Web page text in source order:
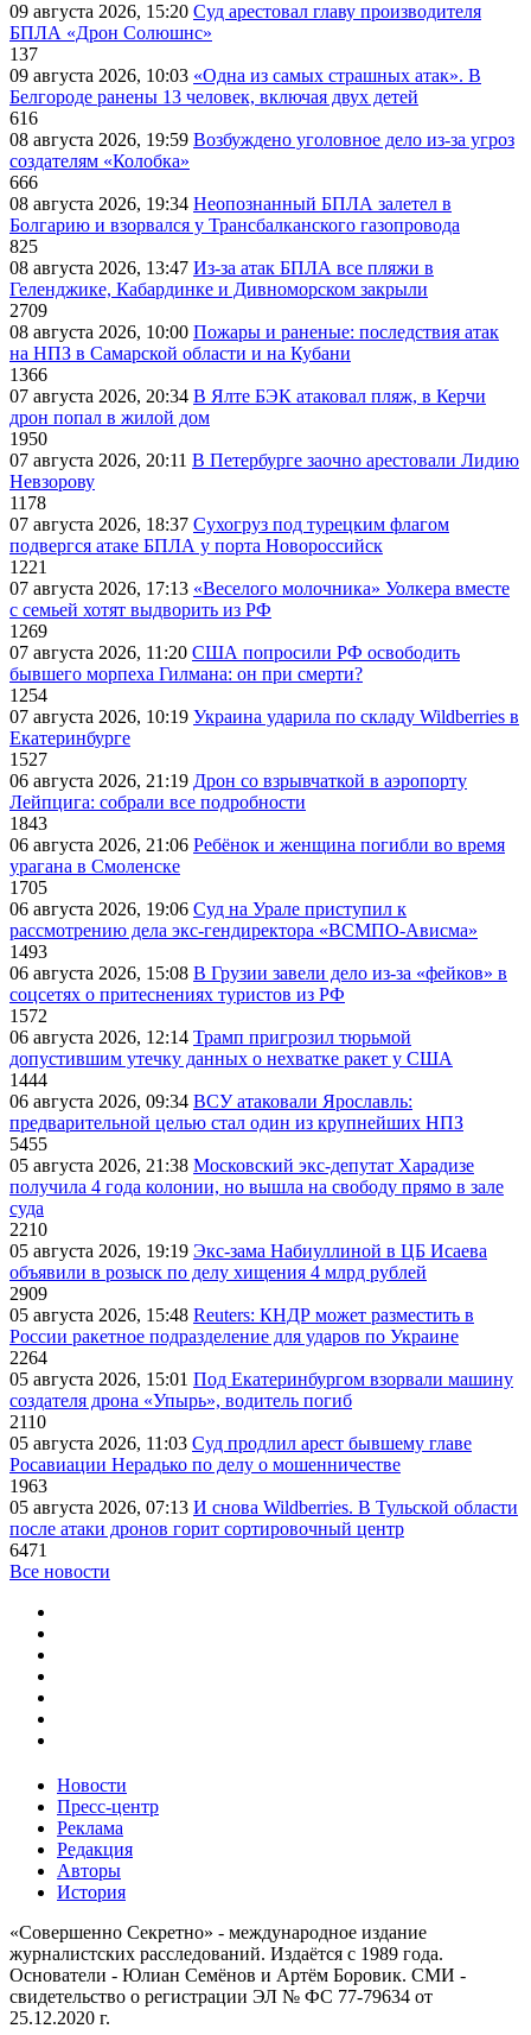
09 августа 2026, 15:20 Суд арестовал главу производителя
БПЛА «Дрон Солюшнс»
137
09 августа 2026, 10:03 «Одна из самых страшных атак». В
Белгороде ранены 13 человек, включая двух детей
616
08 августа 2026, 19:59 Возбуждено уголовное дело из-за угроз
создателям «Колобка»
666
08 августа 2026, 19:34 Неопознанный БПЛА залетел в
Болгарию и взорвался у Трансбалканского газопровода
825
08 августа 2026, 13:47 Из-за атак БПЛА все пляжи в
Геленджике, Кабардинке и Дивноморском закрыли
2709
08 августа 2026, 10:00 Пожары и раненые: последствия атак
на НПЗ в Самарской области и на Кубани
1366
07 августа 2026, 20:34 В Ялте БЭК атаковал пляж, в Керчи
дрон попал в жилой дом
1950
07 августа 2026, 20:11 В Петербурге заочно арестовали Лидию
Невзорову
1178
07 августа 2026, 18:37 Сухогруз под турецким флагом
подвергся атаке БПЛА у порта Новороссийск
1221
07 августа 2026, 17:13 «Веселого молочника» Уолкера вместе
с семьей хотят выдворить из РФ
1269
07 августа 2026, 11:20 США попросили РФ освободить
бывшего морпеха Гилмана: он при смерти?
1254
07 августа 2026, 10:19 Украина ударила по складу Wildberries в
Екатеринбурге
1527
06 августа 2026, 21:19 Дрон со взрывчаткой в аэропорту
Лейпцига: собрали все подробности
1843
06 августа 2026, 21:06 Ребёнок и женщина погибли во время
урагана в Смоленске
1705
06 августа 2026, 19:06 Суд на Урале приступил к
рассмотрению дела экс-гендиректора «ВСМПО-Ависма»
1493
06 августа 2026, 15:08 В Грузии завели дело из-за «фейков» в
соцсетях о притеснениях туристов из РФ
1572
06 августа 2026, 12:14 Трамп пригрозил тюрьмой
допустившим утечку данных о нехватке ракет у США
1444
06 августа 2026, 09:34 ВСУ атаковали Ярославль:
предварительной целью стал один из крупнейших НПЗ
5455
05 августа 2026, 21:38 Московский экс-депутат Харадизе
получила 4 года колонии, но вышла на свободу прямо в зале
суда
2210
05 августа 2026, 19:19 Экс-зама Набиуллиной в ЦБ Исаева
объявили в розыск по делу хищения 4 млрд рублей
2909
05 августа 2026, 15:48 Reuters: КНДР может разместить в
России ракетное подразделение для ударов по Украине
2264
05 августа 2026, 15:01 Под Екатеринбургом взорвали машину
создателя дрона «Упырь», водитель погиб
2110
05 августа 2026, 11:03 Суд продлил арест бывшему главе
Росавиации Нерадько по делу о мошенничестве
1963
05 августа 2026, 07:13 И снова Wildberries. В Тульской области
после атаки дронов горит сортировочный центр
6471
Все новости
Новости
Пресс-центр
Реклама
Редакция
Авторы
История
«Совершенно Секретно» - международное издание
журналистских расследований. Издаётся с 1989 года.
Основатели - Юлиан Семёнов и Артём Боровик. CМИ -
свидетельство о регистрации ЭЛ № ФС 77-79634 от
25.12.2020 г.